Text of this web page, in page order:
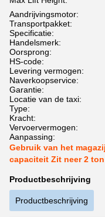
Aandrijvingsmotor:
Transportpakket:
Specificatie:
Handelsmerk:
Oorsprong:
HS-code:
Levering vermogen:
Naverkoopservice:
Garantie:
Locatie van de taxi:
Type:
Kracht:
Vervoervermogen:
Aanpassing:
Gebruik van het
capaciteit Zit neer 2
Productbeschrijving
Productbeschrijving